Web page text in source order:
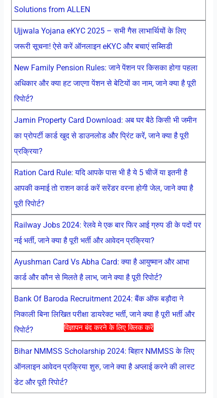
विज्ञापन बंद करने के लिए क्लिक करें
Solutions from ALLEN
Ujjwala Yojana eKYC 2025 – सभी गैस लाभार्थियों के लिए
जरूरी सूचना! ऐसे करें ऑनलाइन eKYC और बचाएं सब्सिडी
New Family Pension Rules: जाने पेंशन पर किसका होगा पहला
अधिकार और क्या हट जाएगा पेंशन से बेटियों का नाम, जाने क्या है पूरी
रिपोर्ट?
Jamin Property Card Download: अब घर बैठे किसी भी जमीन
का प्रोपर्टी कार्ड खुद से डाउनलोड और प्रिंट करें, जाने क्या है पूरी
प्रक्रिया?
Ration Card Rule: यदि आपके पास भी है ये 5 चीजें या इतनी है
आपकी कमाई तो राशन कार्ड करें सरेंडर वरना होगी जेल, जाने क्या है
पूरी रिपोर्ट?
Railway Jobs 2024: रेलवे मे एक बार फिर आई ग्रुप डी के पदों पर
नई भर्ती, जाने क्या है पूरी भर्ती और आवेदन प्रक्रिया?
Ayushman Card Vs Abha Card: क्या है आयुष्मान और आभा
कार्ड और कौन से मिलते है लाभ, जाने क्या है पूरी रिपोर्ट?
Bank Of Baroda Recruitment 2024: बैंक ऑफ बड़ौदा ने
निकाली बिना लिखित परीक्षा डायरेक्ट भर्ती, जाने क्या है पूरी भर्ती और
रिपोर्ट?
Bihar NMMSS Scholarship 2024: बिहार NMMSS के लिए
ऑनलाइन आवेदन प्रक्रिया शुरु, जाने क्या है अप्लाई करने की लास्ट
डेट और पूरी रिपोर्ट?